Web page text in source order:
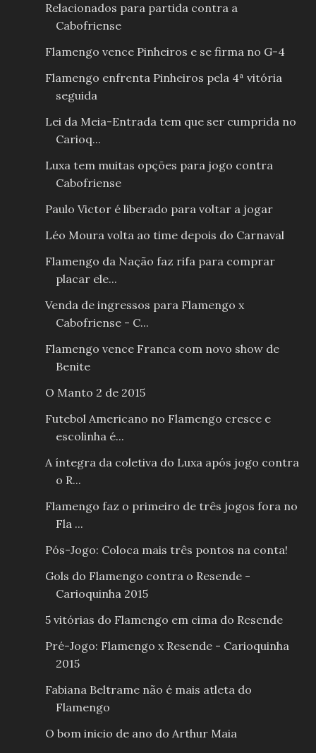
Relacionados para partida contra a
Cabofriense
Flamengo vence Pinheiros e se firma no G-4
Flamengo enfrenta Pinheiros pela 4ª vitória
seguida
Lei da Meia-Entrada tem que ser cumprida no
Carioq...
Luxa tem muitas opções para jogo contra
Cabofriense
Paulo Victor é liberado para voltar a jogar
Léo Moura volta ao time depois do Carnaval
Flamengo da Nação faz rifa para comprar
placar ele...
Venda de ingressos para Flamengo x
Cabofriense - C...
Flamengo vence Franca com novo show de
Benite
O Manto 2 de 2015
Futebol Americano no Flamengo cresce e
escolinha é...
A íntegra da coletiva do Luxa após jogo contra
o R...
Flamengo faz o primeiro de três jogos fora no
Fla ...
Pós-Jogo: Coloca mais três pontos na conta!
Gols do Flamengo contra o Resende -
Carioquinha 2015
5 vitórias do Flamengo em cima do Resende
Pré-Jogo: Flamengo x Resende - Carioquinha
2015
Fabiana Beltrame não é mais atleta do
Flamengo
O bom inicio de ano do Arthur Maia